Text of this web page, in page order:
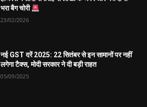
भरा बैग चोरी
23/02/2026
नई GST दरें 2025: 22 सितंबर से इन सामानों पर नहीं
लगेगा टैक्स, मोदी सरकार ने दी बड़ी राहत
05/09/2025